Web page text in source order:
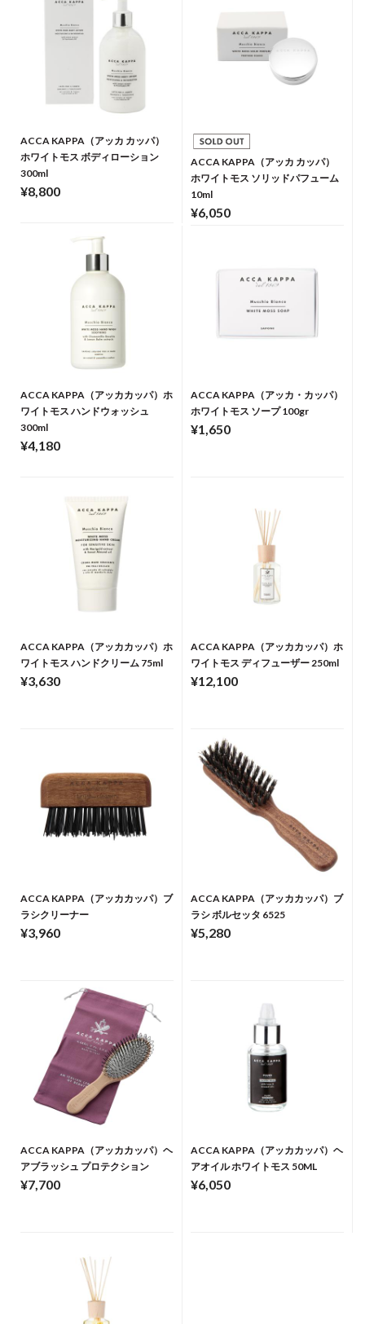
ACCA KAPPA（アッカ カッパ）
ホワイトモス ボディローション
300ml
¥8,800
ACCA KAPPA（アッカ カッパ）
ホワイトモス ソリッドパフューム
10ml
¥6,050
ACCA KAPPA（アッカカッパ）ホ
ワイトモス ハンドウォッシュ
300ml
¥4,180
ACCA KAPPA（アッカ・カッパ）
ホワイトモス ソープ 100gr
¥1,650
ACCA KAPPA（アッカカッパ）ホ
ワイトモス ハンドクリーム 75ml
¥3,630
ACCA KAPPA（アッカカッパ）ホ
ワイトモス ディフューザー 250ml
¥12,100
ACCA KAPPA（アッカカッパ）ブ
ラシクリーナー
¥3,960
ACCA KAPPA（アッカカッパ）ブ
ラシ ボルセッタ 6525
¥5,280
ACCA KAPPA（アッカカッパ）ヘ
アブラッシュ プロテクション
¥7,700
ACCA KAPPA（アッカカッパ）ヘ
アオイル ホワイトモス 50ML
¥6,050